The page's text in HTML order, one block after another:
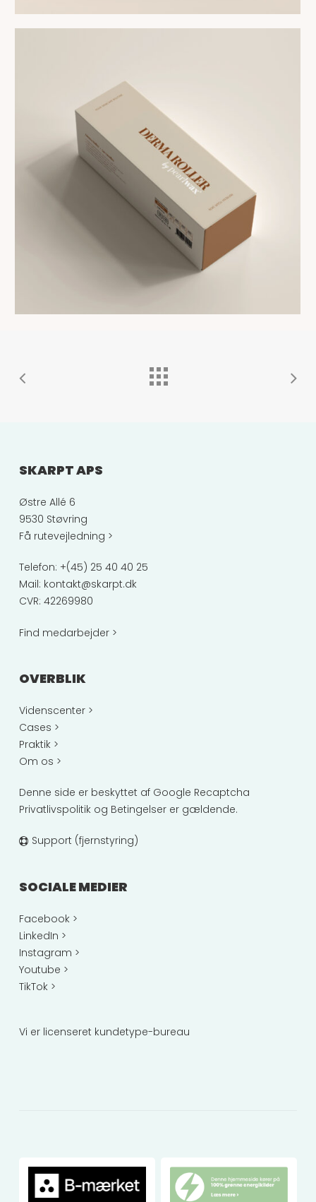
SKARPT APS
Østre Allé 6
9530 Støvring
Få rutevejledning >
Telefon: +(45) 25 40 40 25
Mail: kontakt@skarpt.dk
CVR: 42269980
Find medarbejder >
OVERBLIK
Videnscenter >
Cases >
Praktik >
Om os >
Denne side er beskyttet af Google Recaptcha
Privatlivspolitikog Betingelserer gældende.
Support (fjernstyring)
SOCIALE MEDIER
Facebook >
LinkedIn >
Instagram >
Youtube >
TikTok >
Vi er licenseret kundetype-bureau